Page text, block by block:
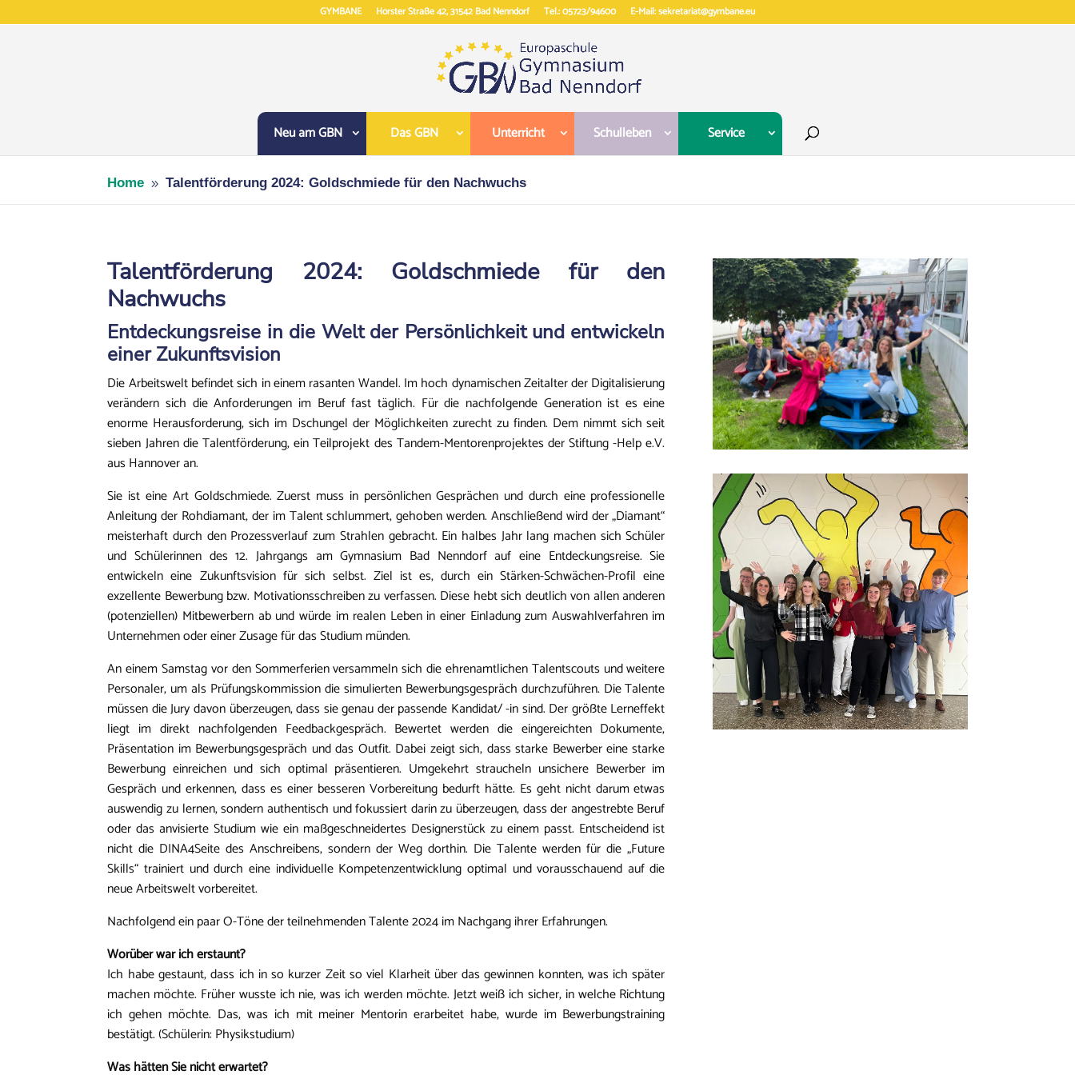
GYMBANE Horster Straße 42, 31542 Bad Nenndorf Tel.: 05723/94600 E-Mail: sekretariat@gymbane.eu
Neu am GBN Das GBN Unterricht Schulleben Service
Home 9 Talentförderung 2024: Goldschmiede für den Nachwuchs
Talentförderung 2024: Goldschmiede für den
Nachwuchs
Entdeckungsreise in die Welt der Persönlichkeit und entwickeln
einer Zukunftsvision
Die Arbeitswelt befindet sich in einem rasanten Wandel. Im hoch dynamischen Zeitalter der Digitalisierung
verändern sich die Anforderungen im Beruf fast täglich. Für die nachfolgende Generation ist es eine
enorme Herausforderung, sich im Dschungel der Möglichkeiten zurecht zu finden. Dem nimmt sich seit
sieben Jahren die Talentförderung, ein Teilprojekt des Tandem-Mentorenprojektes der Stiftung -Help e.V.
aus Hannover an.
Sie ist eine Art Goldschmiede. Zuerst muss in persönlichen Gesprächen und durch eine professionelle
Anleitung der Rohdiamant, der im Talent schlummert, gehoben werden. Anschließend wird der „Diamant“
meisterhaft durch den Prozessverlauf zum Strahlen gebracht. Ein halbes Jahr lang machen sich Schüler
und Schülerinnen des 12. Jahrgangs am Gymnasium Bad Nenndorf auf eine Entdeckungsreise. Sie
entwickeln eine Zukunftsvision für sich selbst. Ziel ist es, durch ein Stärken-Schwächen-Profil eine
exzellente Bewerbung bzw. Motivationsschreiben zu verfassen. Diese hebt sich deutlich von allen anderen
(potenziellen) Mitbewerbern ab und würde im realen Leben in einer Einladung zum Auswahlverfahren im
Unternehmen oder einer Zusage für das Studium münden.
An einem Samstag vor den Sommerferien versammeln sich die ehrenamtlichen Talentscouts und weitere
Personaler, um als Prüfungskommission die simulierten Bewerbungsgespräch durchzuführen. Die Talente
müssen die Jury davon überzeugen, dass sie genau der passende Kandidat/ -in sind. Der größte Lerneffekt
liegt im direkt nachfolgenden Feedbackgespräch. Bewertet werden die eingereichten Dokumente,
Präsentation im Bewerbungsgespräch und das Outfit. Dabei zeigt sich, dass starke Bewerber eine starke
Bewerbung einreichen und sich optimal präsentieren. Umgekehrt straucheln unsichere Bewerber im
Gespräch und erkennen, dass es einer besseren Vorbereitung bedurft hätte. Es geht nicht darum etwas
auswendig zu lernen, sondern authentisch und fokussiert darin zu überzeugen, dass der angestrebte Beruf
oder das anvisierte Studium wie ein maßgeschneidertes Designerstück zu einem passt. Entscheidend ist
nicht die DINA4Seite des Anschreibens, sondern der Weg dorthin. Die Talente werden für die „Future
Skills“ trainiert und durch eine individuelle Kompetenzentwicklung optimal und vorausschauend auf die
neue Arbeitswelt vorbereitet.
Nachfolgend ein paar O-Töne der teilnehmenden Talente 2024 im Nachgang ihrer Erfahrungen.
Worüber war ich erstaunt?
Ich habe gestaunt, dass ich in so kurzer Zeit so viel Klarheit über das gewinnen konnten, was ich später
machen möchte. Früher wusste ich nie, was ich werden möchte. Jetzt weiß ich sicher, in welche Richtung
ich gehen möchte. Das, was ich mit meiner Mentorin erarbeitet habe, wurde im Bewerbungstraining
bestätigt. (Schülerin: Physikstudium)
Was hätten Sie nicht erwartet?